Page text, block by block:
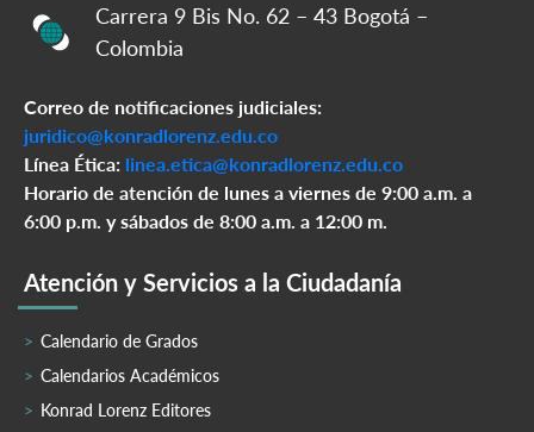
Carrera 9 Bis No. 62 – 43 Bogotá –
Colombia
Correo de notificaciones judiciales:
juridico@konradlorenz.edu.co
Línea Ética: linea.etica@konradlorenz.edu.co
Horario de atención de lunes a viernes de 9:00 a.m. a
6:00 p.m. y sábados de 8:00 a.m. a 12:00 m.
Atención y Servicios a la Ciudadanía
Calendario de Grados
Calendarios Académicos
Konrad Lorenz Editores